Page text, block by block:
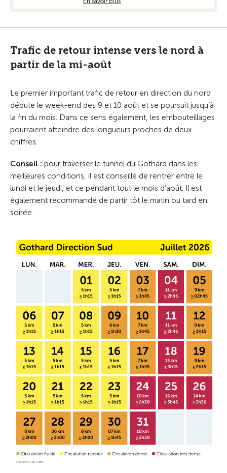
Trafic de retour intense vers le nord à
partir de la mi-août
Le premier important trafic de retour en direction du nord
débute le week-end des 9 et 10 août et se poursuit jusqu’à
la fin du mois. Dans ce sens également, les embouteillages
pourraient atteindre des longueurs proches de deux
chiffres.
Conseil : pour traverser le tunnel du Gothard dans les
meilleures conditions, il est conseillé de rentrer entre le
lundi et le jeudi, et ce pendant tout le mois d’août. Il est
également recommandé de partir tôt le matin ou tard en
soirée.